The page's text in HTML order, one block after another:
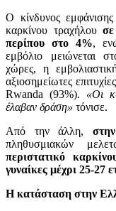
Ο κίνδυνος
καρκίνου τραχήλου
περίπου στο 4%,
εμβόλιο μειώνεται
χώρες, η
αξιοσημείωτες
Rwanda (93%). «Οι
έλαβαν δράση» τόνισε.
Από την άλλη,
πληθυσμιακών
περιστατικό
γυναίκες μέχρι 25-27
Η κατάσταση στην